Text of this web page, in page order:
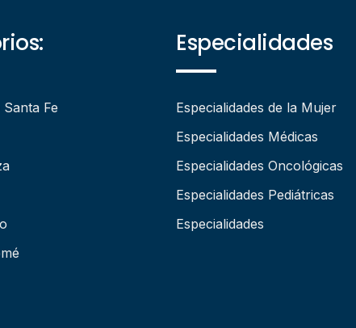
Fe
Especialidades
Especialidades de la Mujer
Especialidades Médicas
Especialidades Oncológicas
Especialidades Pediátricas
Especialidades